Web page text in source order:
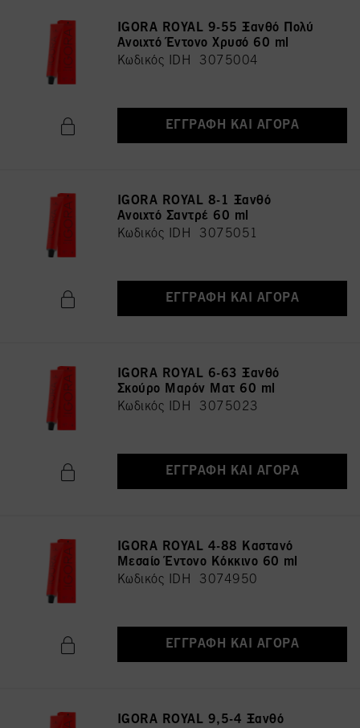
IGORA ROYAL 9-55 Ξανθό Πολύ
Ανοιχτό Έντονο Χρυσό 60 ml
Κωδικός IDH 3075004
ΕΓΓΡΑΦΉ ΚΑΙ ΑΓΟΡΆ
IGORA ROYAL 8-1 Ξανθό
Ανοιχτό Σαντρέ 60 ml
Κωδικός IDH 3075051
ΕΓΓΡΑΦΉ ΚΑΙ ΑΓΟΡΆ
IGORA ROYAL 6-63 Ξανθό
Σκούρο Μαρόν Ματ 60 ml
Κωδικός IDH 3075023
ΕΓΓΡΑΦΉ ΚΑΙ ΑΓΟΡΆ
IGORA ROYAL 4-88 Καστανό
Μεσαίο Έντονο Κόκκινο 60 ml
Κωδικός IDH 3074950
ΕΓΓΡΑΦΉ ΚΑΙ ΑΓΟΡΆ
IGORA ROYAL 9,5-4 Ξανθό